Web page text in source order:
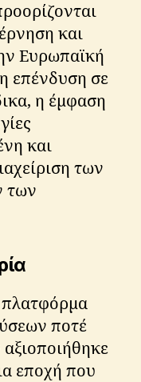
και
Ευρωπαϊκή
επένδυση σε
η έμφαση
και
των
των
πλατφόρμα
ποτέ
εποχή που